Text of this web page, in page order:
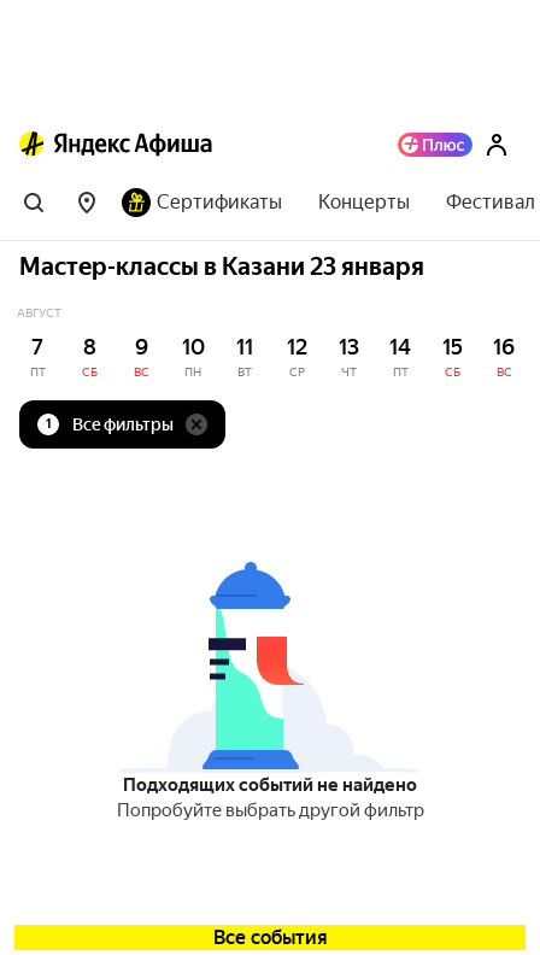
Сертификаты Концерты
Мастер-классы в Казани 23 января
АВГУСТ
7
ПТ
8
СБ
9
ВС
10
ПН
11
ВТ
12
СР
13
ЧТ
14
ПТ
15
СБ
16
ВС
1 Все фильтры
Подходящих событий не найдено
Попробуйте выбрать другой фильтр
Все события